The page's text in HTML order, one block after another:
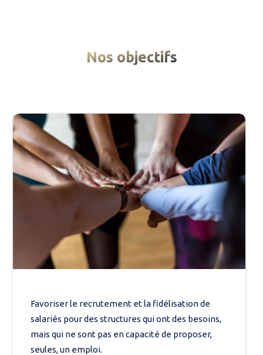
Nos objectifs
Favoriser le recrutement et la fidélisation de
salariés pour des structures qui ont des besoins,
mais qui ne sont pas en capacité de proposer,
seules, un emploi.